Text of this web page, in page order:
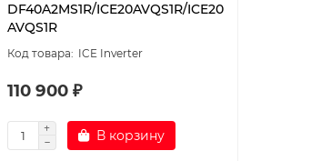
DF40A2MS1R/ICE20AVQS1R/ICE20
AVQS1R
ICE Inverter
110 900 ₽
В корзину